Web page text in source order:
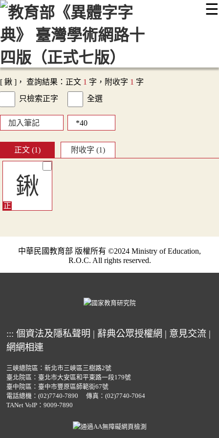
☰
::: 最新消息 常見問題 編輯說明
顯示模式
網站導覽
[ 鍬 ]， 查詢結果：正文 1 字，附收字 1 字
只檢索正字
全選
加入筆記
正文 (1) 附收字 (1)
鍬
中華民國教育部 版權所有 ©2024 Ministry of Education,
R.O.C. All rights reserved.
::: 個資法及隱私聲明 | 辭典公眾授權網 | 意見交流 |
網網相連
三峽總院區：新北市三峽區三樹路2號
臺北院區：臺北市大安區和平東路一段179號
臺中院區：臺中市豐原區師範街67號
電話總機： (02)7740-7890
傳真：(02)7740-7064
TANet VoIP：9009-7890